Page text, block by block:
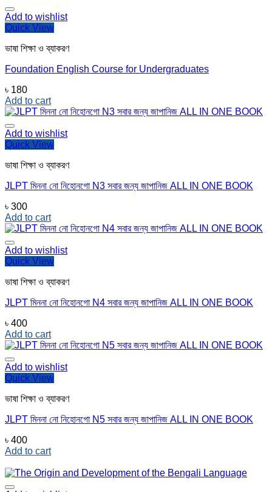
Add to wishlist
Quick View
ভাষা শিক্ষা ও ব্যাকরণ
Foundation English Course for Undergraduates
৳ 180
Add to cart
Add to wishlist
Quick View
ভাষা শিক্ষা ও ব্যাকরণ
JLPT মিননা নো নিহোনগো N3 সবার জন্য জাপানিজ ALL IN ONE BOOK
৳ 300
Add to cart
Add to wishlist
Quick View
ভাষা শিক্ষা ও ব্যাকরণ
JLPT মিননা নো নিহোনগো N4 সবার জন্য জাপানিজ ALL IN ONE BOOK
৳ 400
Add to cart
Add to wishlist
Quick View
ভাষা শিক্ষা ও ব্যাকরণ
JLPT মিননা নো নিহোনগো N5 সবার জন্য জাপানিজ ALL IN ONE BOOK
৳ 400
Add to cart